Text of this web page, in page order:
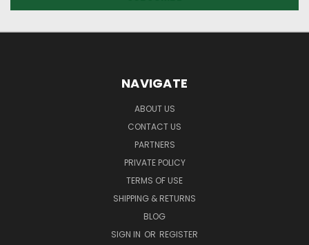
NAVIGATE
ABOUT US
CONTACT US
PARTNERS
PRIVATE POLICY
TERMS OF USE
SHIPPING & RETURNS
BLOG
SIGN IN OR REGISTER